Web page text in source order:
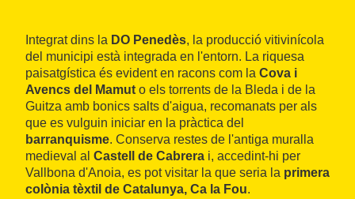
Integrat dins la DO Penedès, la producció vitivinícola
del municipi està integrada en l'entorn. La riquesa
paisatgística és evident en racons com la Cova i
Avencs del Mamut o els torrents de la Bleda i de la
Guitza amb bonics salts d'aigua, recomanats per als
que es vulguin iniciar en la pràctica del
barranquisme. Conserva restes de l'antiga muralla
medieval al Castell de Cabrera i, accedint-hi per
Vallbona d'Anoia, es pot visitar la que seria la primera
colònia tèxtil de Catalunya, Ca la Fou.